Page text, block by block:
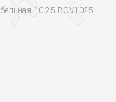
10-25 ROV1025